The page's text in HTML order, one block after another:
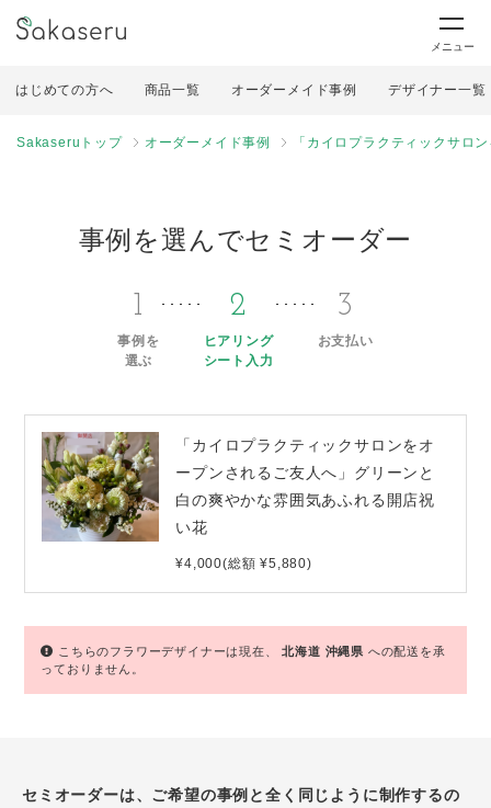
メニュー
はじめての方へ 商品一覧 オーダーメイド事例 デザイナー一覧
Sakaseruトップ オーダーメイド事例 「カイロプラクティックサロ
事例を選んでセミオーダー
1
事例を
選ぶ
2
ヒアリング
シート入力
3
お支払い
「カイロプラクティックサロンをオ
ープンされるご友人へ」グリーンと
白の爽やかな雰囲気あふれる開店祝
い花
¥4,000(総額 ¥5,880)
こちらのフラワーデザイナーは現在、北海道 沖縄県 への配送を承
っておりません。
セミオーダーは、ご希望の事例と全く同じように制作するの